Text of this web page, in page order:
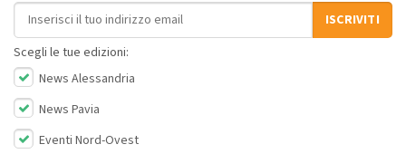
Indirizzo email
ISCRIVITI
Scegli le tue edizioni:
News Alessandria
News Pavia
Eventi Nord-Ovest